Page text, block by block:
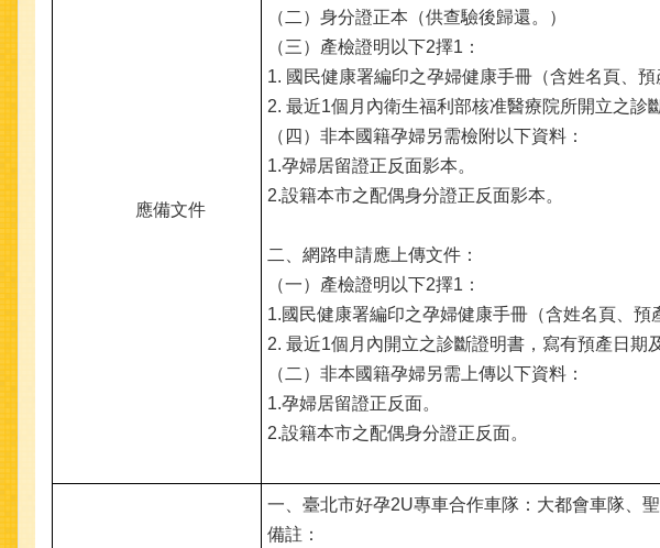
應備文件
（二）身分證正本（供查驗後歸還。）
（三）產檢證明以下2擇1：
1. 國民健康署編印之孕婦健康手冊（含姓名頁、
2. 最近1個月內衛生福利部核准醫療院所開立之診
（四）非本國籍孕婦另需檢附以下資料：
1.孕婦居留證正反面影本。
2.設籍本市之配偶身分證正反面影本。
二、網路申請應上傳文件：
（一）產檢證明以下2擇1：
1.國民健康署編印之孕婦健康手冊（含姓名頁、
2. 最近1個月內開立之診斷證明書，寫有預產日期
（二）非本國籍孕婦另需上傳以下資料：
1.孕婦居留證正反面。
2.設籍本市之配偶身分證正反面。
一、臺北市好孕2U專車合作車隊：大都會車隊、
備註：